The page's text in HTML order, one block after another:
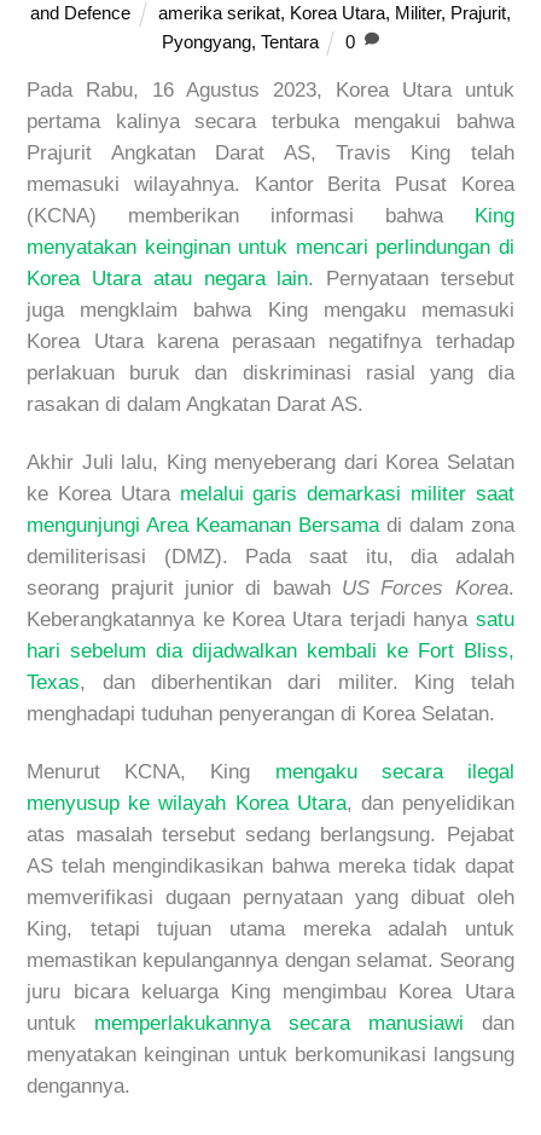
and Defence
amerika serikat, Korea Utara, Militer, Prajurit,
Pyongyang, Tentara 0
Pada Rabu, 16 Agustus 2023, Korea Utara untuk
pertama kalinya secara terbuka mengakui bahwa
Prajurit Angkatan Darat AS, Travis King telah
memasuki wilayahnya. Kantor Berita Pusat Korea
(KCNA) memberikan informasi bahwa King
menyatakan keinginan untuk mencari perlindungan di
Korea Utara atau negara lain. Pernyataan tersebut
juga mengklaim bahwa King mengaku memasuki
Korea Utara karena perasaan negatifnya terhadap
perlakuan buruk dan diskriminasi rasial yang dia
rasakan di dalam Angkatan Darat AS.
Akhir Juli lalu, King menyeberang dari Korea Selatan
ke Korea Utara melalui garis demarkasi militer saat
mengunjungi Area Keamanan Bersamadi dalam zona
demiliterisasi (DMZ). Pada saat itu, dia adalah
seorang prajurit junior di bawah US Forces Korea.
Keberangkatannya ke Korea Utara terjadi hanya satu
hari sebelum dia dijadwalkan kembali ke Fort Bliss,
Texas, dan diberhentikan dari militer. King telah
menghadapi tuduhan penyerangan di Korea Selatan.
Menurut KCNA, King mengaku secara ilegal
menyusup ke wilayah Korea Utara, dan penyelidikan
atas masalah tersebut sedang berlangsung. Pejabat
AS telah mengindikasikan bahwa mereka tidak dapat
memverifikasi dugaan pernyataan yang dibuat oleh
King, tetapi tujuan utama mereka adalah untuk
memastikan kepulangannya dengan selamat. Seorang
juru bicara keluarga King mengimbau Korea Utara
untuk memperlakukannya secara manusiawi dan
menyatakan keinginan untuk berkomunikasi langsung
dengannya.